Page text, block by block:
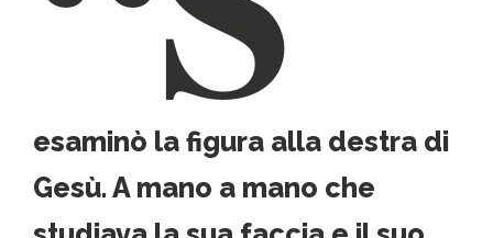
esaminò la figura alla destra di
Gesù. A mano a mano che